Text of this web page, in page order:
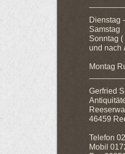
Sonntag
und nach
Montag
Gerfried
46459
Telefon
Mobil